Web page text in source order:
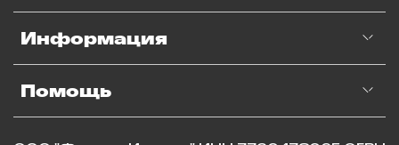
Информация
Помощь